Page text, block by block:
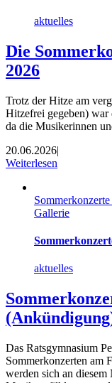
aktuelles
Die
2026
Trotz der Hitze am
Hitzefrei gegeben) war
da die Musikerinnen
20.06.2026|
Weiterlesen
Gallerie
aktuelles
Das Ratsgymnasium
Sommerkonzerten am
werden sich an